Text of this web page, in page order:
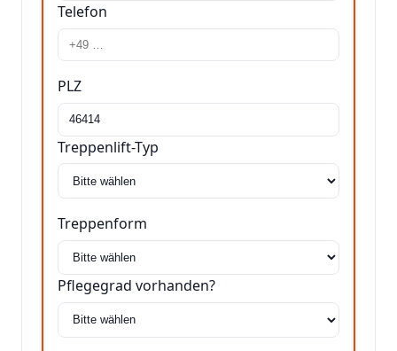
Telefon
PLZ
Treppenlift-Typ
Treppenform
Pflegegrad vorhanden?